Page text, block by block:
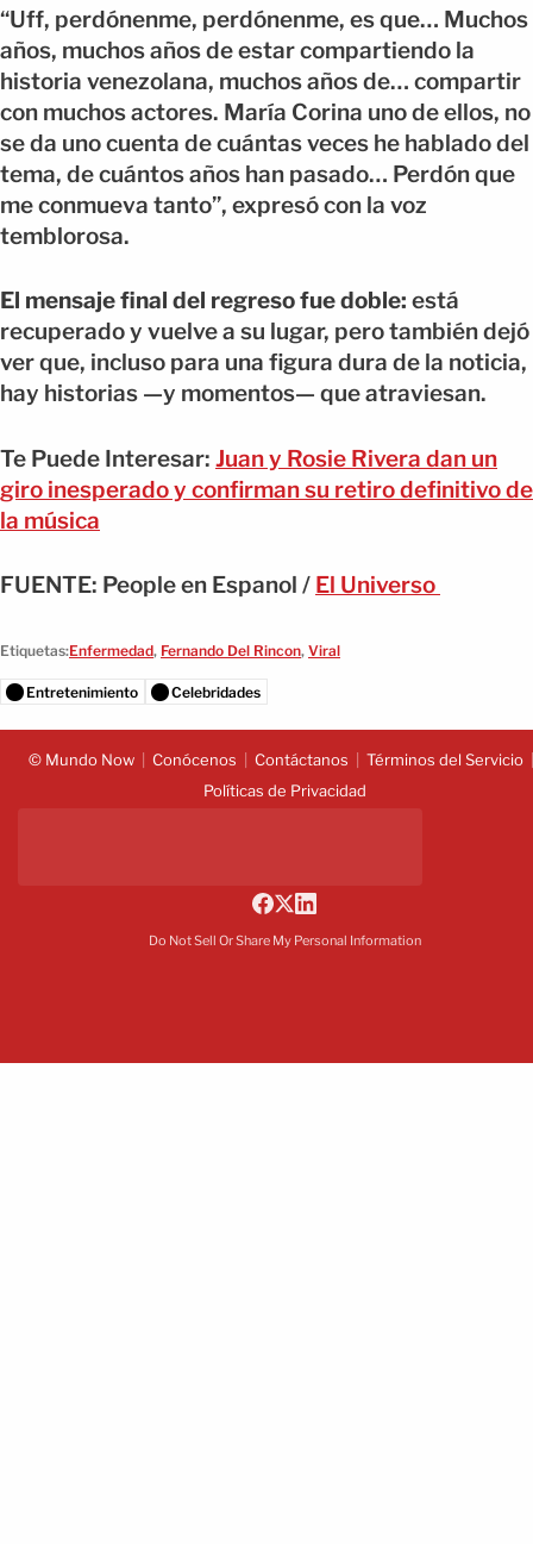
“Uff, perdónenme, perdónenme, es que… Muchos
años, muchos años de estar compartiendo la
historia venezolana, muchos años de… compartir
con muchos actores. María Corina uno de ellos, no
se da uno cuenta de cuántas veces he hablado del
tema, de cuántos años han pasado… Perdón que
me conmueva tanto”, expresó con la voz
temblorosa.
El mensaje final del regreso fue doble: está
recuperado y vuelve a su lugar, pero también dejó
ver que, incluso para una figura dura de la noticia,
hay historias —y momentos— que atraviesan.
Te Puede Interesar: Juan y Rosie Rivera dan un
giro inesperado y confirman su retiro definitivo de
la música
FUENTE: People en Espanol / El Universo
Etiquetas:Enfermedad, Fernando Del Rincon, Viral
Entretenimiento Celebridades
© Mundo Now Conócenos Contáctanos
Términos del Servicio
Políticas de Privacidad
Do Not Sell Or Share My Personal Information